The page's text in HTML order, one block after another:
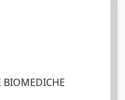
BIOMEDICHE